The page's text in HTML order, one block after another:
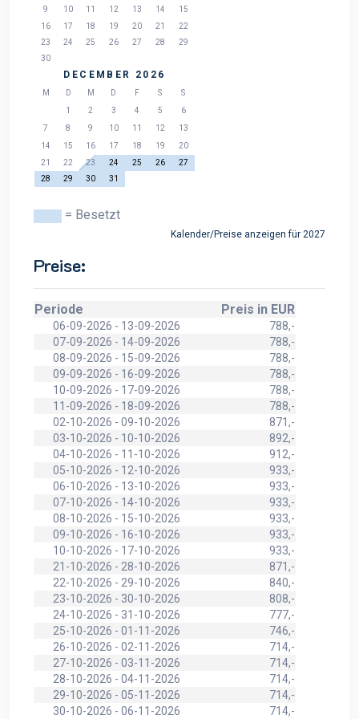
9
10 11 12 13 14
15
16
17 18 19 20 21
22
23
24 25 26 27 28
29
30
DECEMBER 2026
M D M D F S
S
1
2 3 4 5
6
7
8 9 10 11 12
13
14
15 16 17 18 19
20
21
22 23 24 25 26
27
28
29 30 31
= Besetzt
Kalender/Preise anzeigen für 2027
Preise:
Periode Preis in EUR
06-09-2026 - 13-09-2026
788,-
07-09-2026 - 14-09-2026
788,-
08-09-2026 - 15-09-2026
788,-
09-09-2026 - 16-09-2026
788,-
10-09-2026 - 17-09-2026
788,-
11-09-2026 - 18-09-2026
788,-
02-10-2026 - 09-10-2026
871,-
03-10-2026 - 10-10-2026
892,-
04-10-2026 - 11-10-2026
912,-
05-10-2026 - 12-10-2026
933,-
06-10-2026 - 13-10-2026
933,-
07-10-2026 - 14-10-2026
933,-
08-10-2026 - 15-10-2026
933,-
09-10-2026 - 16-10-2026
933,-
10-10-2026 - 17-10-2026
933,-
21-10-2026 - 28-10-2026
871,-
22-10-2026 - 29-10-2026
840,-
23-10-2026 - 30-10-2026
808,-
24-10-2026 - 31-10-2026
777,-
25-10-2026 - 01-11-2026
746,-
26-10-2026 - 02-11-2026
714,-
27-10-2026 - 03-11-2026
714,-
28-10-2026 - 04-11-2026
714,-
29-10-2026 - 05-11-2026
714,-
30-10-2026 - 06-11-2026
714,-